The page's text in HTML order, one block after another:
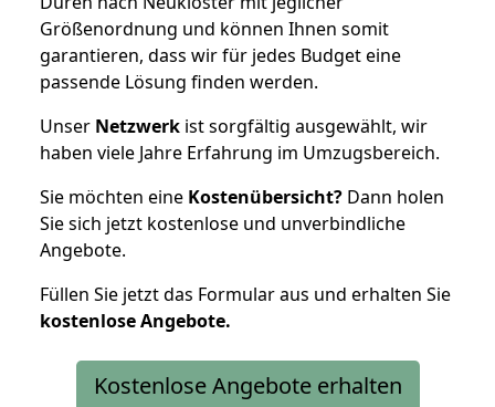
Größenordnung und können Ihnen somit
garantieren, dass wir für jedes Budget eine
passende Lösung finden werden.
Unser Netzwerk ist sorgfältig ausgewählt, wir
haben viele Jahre Erfahrung im Umzugsbereich.
Sie möchten eine Kostenübersicht? Dann holen
Sie sich jetzt kostenlose und unverbindliche
Angebote.
Füllen Sie jetzt das Formular aus und erhalten Sie
kostenloseAngebote.
Kostenlose Angebote erhalten